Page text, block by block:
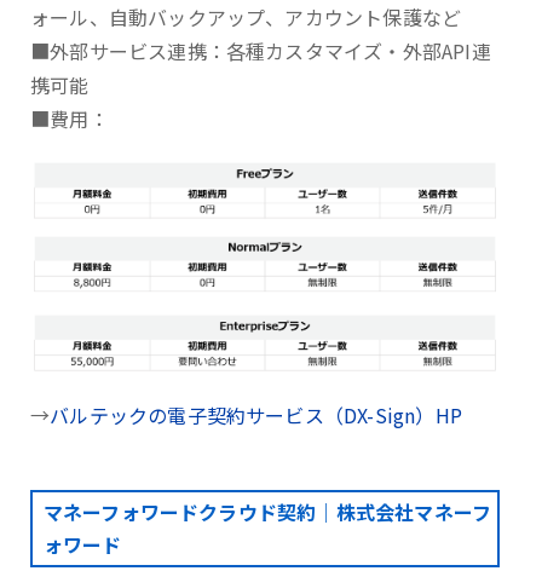
ォール、自動バックアップ、アカウント保護など
■外部サービス連携：各種カスタマイズ・外部API連
携可能
■費用：
→バルテックの電子契約サービス（DX-Sign）HP
マネーフォワードクラウド契約｜株式会社マネーフ
ォワード